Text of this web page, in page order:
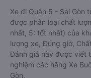
Xe đi Quận 5 - Sài Gòn
được phân loại chất
nhất, 5: tốt nhất) của
lượng xe, Đúng giờ,
Đánh giá này được viết
nghiệm các hãng Xe
Gòn.